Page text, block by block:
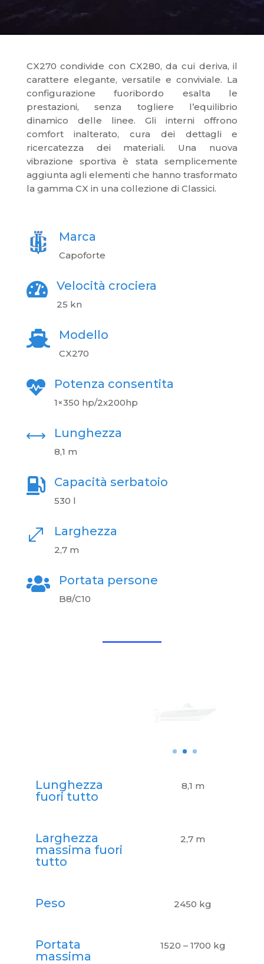
CX270 condivide con CX280, da cui deriva, il
carattere elegante, versatile e conviviale. La
configurazione fuoribordo esalta le
prestazioni, senza togliere l’equilibrio
dinamico delle linee. Gli interni offrono
comfort inalterato, cura dei dettagli e
ricercatezza dei materiali. Una nuova
vibrazione sportiva è stata semplicemente
aggiunta agli elementi che hanno trasformato
la gamma CX in una collezione di Classici.
Marca
Capoforte
 Velocità crociera
25 kn
 Modello
CX270
 Potenza consentita
1×350 hp/2x200hp
, Lunghezza
8,1 m
 Capacità serbatoio
530 l
. Larghezza
2,7 m
 Portata persone
B8/C10
Lunghezza
fuori tutto
8,1 m
Larghezza
massima fuori
tutto
2,7 m
Peso 2450 kg
Portata
massima
1520 – 1700 kg